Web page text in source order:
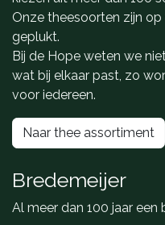
Onze theesoorten zijn
geplukt.
Bij de Hope weten we
wat bij elkaar past, zo
voor iedereen.
Naar thee assortiment
Bredemeijer
Al meer dan 100 jaar een